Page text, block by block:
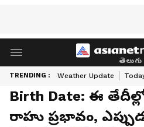
తెలుగు
TRENDING : Weather Update
Birth Date: ఈ
రాహు ప్రభావం,